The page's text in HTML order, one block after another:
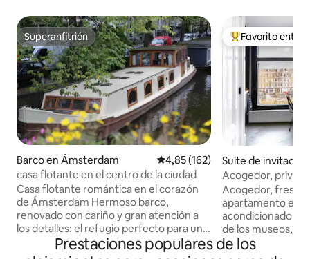
Superanfitrión
Superanfitrión
Barco en Ámsterdam Calificación promedio: 4,85 de
4,85 (162)
casa flotante en el centro de la ciudad
Casa flotante romántica en el corazón
de Ámsterdam Hermoso barco,
renovado con cariño y gran atención a
los detalles: el refugio perfecto para una
pareja romántica. Un dormitorio
acogedor más una cama doble
Favorito entre
Favorito entre
Suite de
a independiente
am
Acogedor,
zona de museos,
Acogedor, fresco
apartamento
acondicionado y
de los museos,
'the Pijp'. Este
Oud Zuid,
Prestaciones populares de los